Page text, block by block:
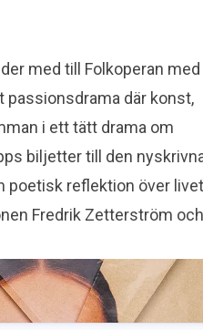
med till Folkoperan med
där konst,
i ett tätt drama om
biljetter till den
poetisk reflektion över
Fredrik Zetterström och